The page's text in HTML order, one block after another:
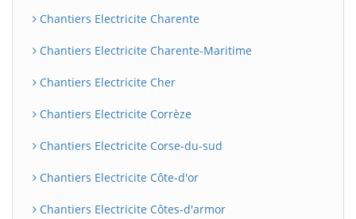
Chantiers Electricite Charente
Chantiers Electricite Charente-Maritime
Chantiers Electricite Cher
Chantiers Electricite Corrèze
Chantiers Electricite Corse-du-sud
Chantiers Electricite Côte-d'or
Chantiers Electricite Côtes-d'armor